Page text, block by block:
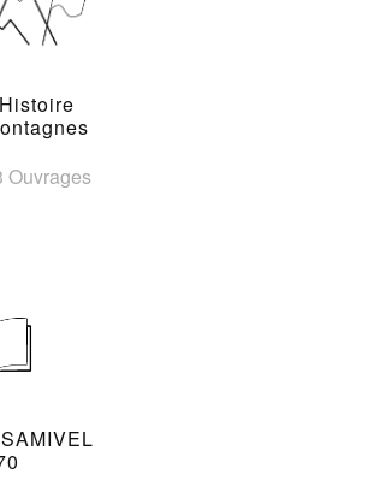
Histoire
Ouvrages